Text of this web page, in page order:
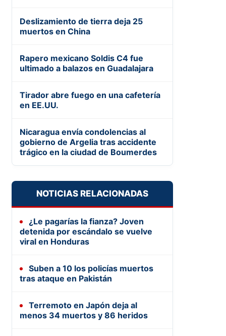
Deslizamiento de tierra deja 25
muertos en China
Rapero mexicano Soldis C4 fue
ultimado a balazos en Guadalajara
Tirador abre fuego en una cafetería
en EE.UU.
Nicaragua envía condolencias al
gobierno de Argelia tras accidente
trágico en la ciudad de Boumerdes
NOTICIAS RELACIONADAS
¿Le pagarías la fianza? Joven
detenida por escándalo se vuelve
viral en Honduras
Suben a 10 los policías muertos
tras ataque en Pakistán
Terremoto en Japón deja al
menos 34 muertos y 86 heridos